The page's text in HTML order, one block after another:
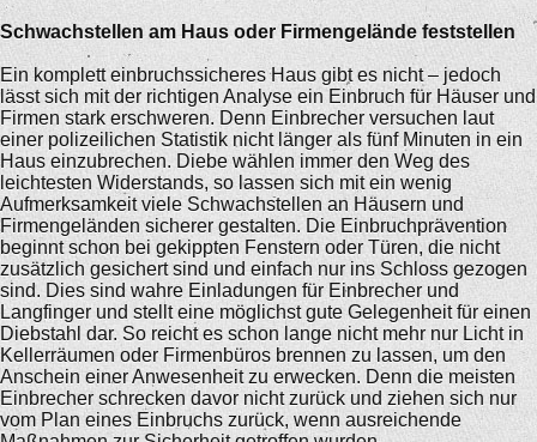
Schwachstellen am Haus oder Firmengelände feststellen
Ein komplett einbruchssicheres Haus gibt es nicht – jedoch
lässt sich mit der richtigen Analyse ein Einbruch für Häuser und
Firmen stark erschweren. Denn Einbrecher versuchen laut
einer polizeilichen Statistik nicht länger als fünf Minuten in ein
Haus einzubrechen. Diebe wählen immer den Weg des
leichtesten Widerstands, so lassen sich mit ein wenig
Aufmerksamkeit viele Schwachstellen an Häusern und
Firmengeländen sicherer gestalten. Die Einbruchprävention
beginnt schon bei gekippten Fenstern oder Türen, die nicht
zusätzlich gesichert sind und einfach nur ins Schloss gezogen
sind. Dies sind wahre Einladungen für Einbrecher und
Langfinger und stellt eine möglichst gute Gelegenheit für einen
Diebstahl dar. So reicht es schon lange nicht mehr nur Licht in
Kellerräumen oder Firmenbüros brennen zu lassen, um den
Anschein einer Anwesenheit zu erwecken. Denn die meisten
Einbrecher schrecken davor nicht zurück und ziehen sich nur
vom Plan eines Einbruchs zurück, wenn ausreichende